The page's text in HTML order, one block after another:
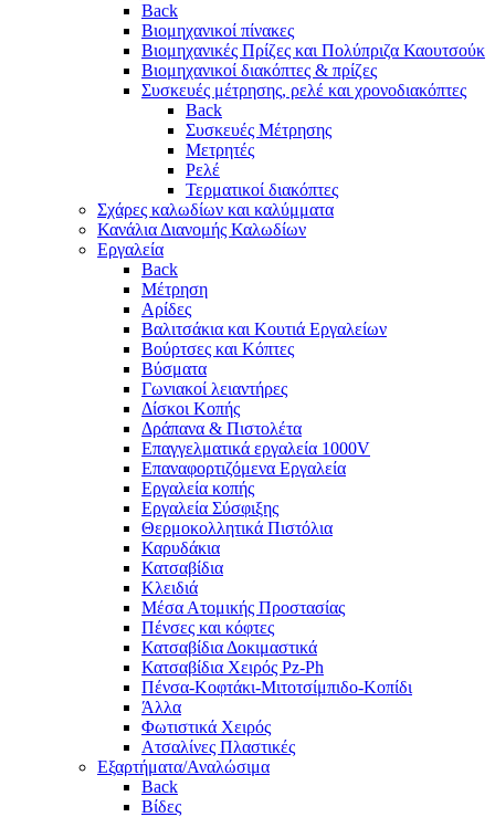
Back
Βιομηχανικοί πίνακες
Βιομηχανικές Πρίζες και Πολύπριζα Καουτσούκ
Βιομηχανικοί διακόπτες & πρίζες
Συσκευές μέτρησης, ρελέ και χρονοδιακόπτες
Back
Συσκευές Μέτρησης
Μετρητές
Ρελέ
Τερματικοί διακόπτες
Σχάρες καλωδίων και καλύμματα
Κανάλια Διανομής Καλωδίων
Εργαλεία
Back
Μέτρηση
Αρίδες
Βαλιτσάκια και Κουτιά Εργαλείων
Βούρτσες και Κόπτες
Βύσματα
Γωνιακοί λειαντήρες
Δίσκοι Κοπής
Δράπανα & Πιστολέτα
Επαγγελματικά εργαλεία 1000V
Επαναφορτιζόμενα Εργαλεία
Εργαλεία κοπής
Εργαλεία Σύσφιξης
Θερμοκολλητικά Πιστόλια
Καρυδάκια
Κατσαβίδια
Κλειδιά
Μέσα Ατομικής Προστασίας
Πένσες και κόφτες
Κατσαβίδια Δοκιμαστικά
Κατσαβίδια Χειρός Pz-Ph
Πένσα-Κοφτάκι-Μιτοτσίμπιδο-Κοπίδι
Άλλα
Φωτιστικά Χειρός
Ατσαλίνες Πλαστικές
Εξαρτήματα/Αναλώσιμα
Back
Βίδες